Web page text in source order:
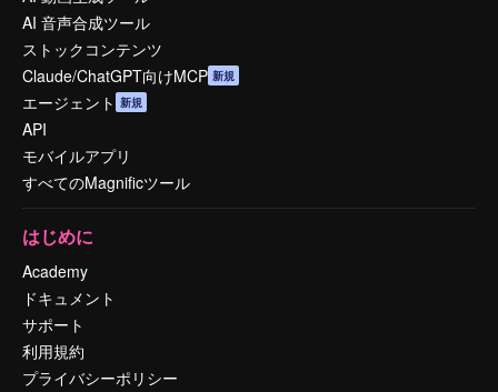
AI 音声合成ツール
ストックコンテンツ
Claude/ChatGPT向けMCP 新規
エージェント 新規
API
モバイルアプリ
すべてのMagnificツール
はじめに
Academy
ドキュメント
サポート
利用規約
プライバシーポリシー